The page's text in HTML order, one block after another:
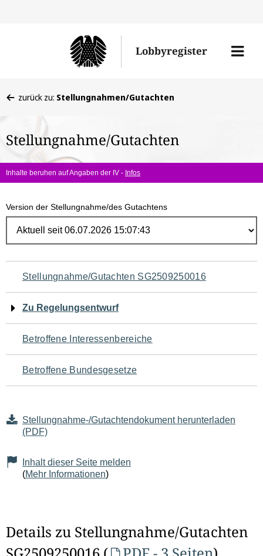
Lobbyregister
Menü
befinden
hier:
zurück zu: Stellungnahmen/Gutachten
Stellungnahme/Gutachten
Inhalte beruhen auf Angaben der IV - Infos
Version der Stellungnahme/des Gutachtens
Navigation
für
den
Seiteninhalt
Stellungnahme/Gutachten SG2509250016
Zu Regelungsentwurf
Betroffene Interessenbereiche
Betroffene Bundesgesetze
Stellungnahme-/Gutachtendokument herunterladen
(PDF)
Inhalt dieser Seite melden
(Mehr Informationen)
Details zu Stellungnahme/Gutachten